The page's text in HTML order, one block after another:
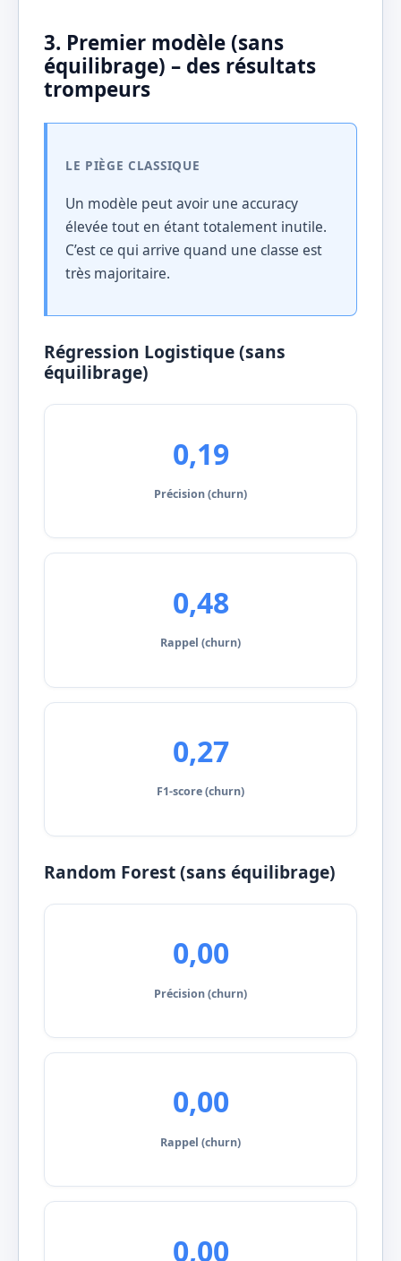
3. Premier modèle (sans
équilibrage) – des résultats
trompeurs
LE PIÈGE CLASSIQUE
Un modèle peut avoir une accuracy
élevée tout en étant totalement inutile.
C’est ce qui arrive quand une classe est
très majoritaire.
Régression Logistique (sans
équilibrage)
0,19
Précision (churn)
0,48
Rappel (churn)
0,27
F1-score (churn)
Random Forest (sans équilibrage)
0,00
Précision (churn)
0,00
Rappel (churn)
0,00